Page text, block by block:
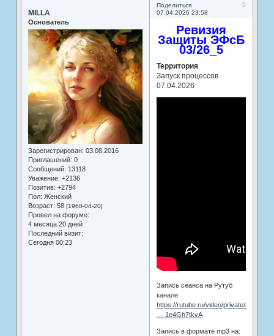
Поделиться
5
07.04.2026 23:58
MILLA
Основатель
Зарегистрирован: 03.08.2016
Приглашений: 0
Сообщений: 13118
Уважение: +2136
Позитив: +2794
Пол: Женский
Возраст: 58 [1968-04-20]
Провел на форуме:
4 месяца 20 дней
Последний визит:
Сегодня 00:23
Ревизия
Защиты ЭФсБ
03/26_5
Территория
Запуск процессов
07.04.2026
Запись сеанса на Рутуб
канале:
https://rutube.ru/video/private/8f7c4fb
… 1e4Gh7tkvA
Запись в формате mp3 на: